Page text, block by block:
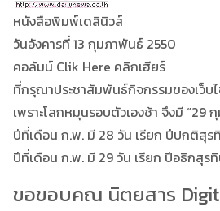
หนังสือพิมพ์เดลินิวส์
วันอังคารที่ 13 กุมภาพันธ์ 2550
คอลัมน์ Clik Here คลิกเฮียร์
ที่กรุณาประชาสัมพันธ์กิจกรรมของเว็บ
เพราะโลกหมุนรอบตัวเองช้า จึงมี “29
ปีที่เดือน ก.พ. มี 28 วัน เรียก ปีปกติสุร
ปีที่เดือน ก.พ. มี 29 วัน เรียก ปีอธิกสุร
ขอขอบคณ นิตยสาร